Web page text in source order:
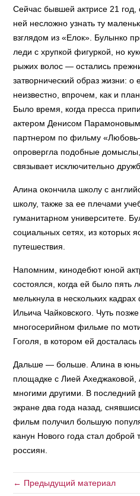
Сейчас бывшей актрисе 21
ней несложно узнать ту
взглядом из «Елок». Булынко
леди с хрупкой фигуркой, но
рыжих волос — остались
затворнический образ жизни: о
неизвестно, впрочем, как и
Было время, когда пресса
актером Денисом
партнером по фильму
опровергла подобные
связывает исключительно
Алина окончила школу с
школу, также за ее плечами
гуманитарном университете.
социальных сетях, из которых
путешествия.
Напомним, кинодебют юной
состоялся, когда ей было пять
мелькнула в нескольких
Ильича Чайковского. Чуть
многосерийном фильме по
Гоголя, в котором ей
Дальше — больше. Алина в
площадке с Лией
многими другими. В последний
экране два года назад,
фильм получил большую
канун Нового года стал
россиян.
← Предыдущий материал